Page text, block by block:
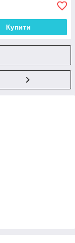
Купити